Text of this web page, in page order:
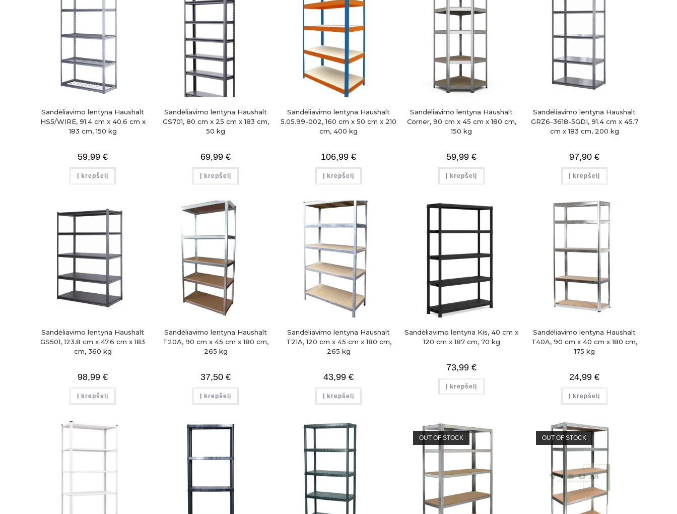
Sandėliavimo lentyna Haushalt
HS5/WIRE, 91.4 cm x 40.6 cm x
183 cm, 150 kg
59,99 €
Į krepšelį
Sandėliavimo lentyna Haushalt
GS701, 80 cm x 25 cm x 183 cm,
50 kg
69,99 €
Į krepšelį
Sandėliavimo lentyna Haushalt
5.05.99-002, 160 cm x 50 cm x 210
cm, 400 kg
106,99 €
Į krepšelį
Sandėliavimo lentyna Haushalt
Corner, 90 cm x 45 cm x 180 cm,
150 kg
59,99 €
Į krepšelį
Sandėliavimo lentyna Haushalt
GRZ6-3618-5GDI, 91.4 cm x 45.7
cm x 183 cm, 200 kg
97,90 €
Į krepšelį
Sandėliavimo lentyna Haushalt
GS501, 123.8 cm x 47.6 cm x 183
cm, 360 kg
98,99 €
Į krepšelį
Sandėliavimo lentyna Haushalt
T20A, 90 cm x 45 cm x 180 cm,
265 kg
37,50 €
Į krepšelį
Sandėliavimo lentyna Haushalt
T21A, 120 cm x 45 cm x 180 cm,
265 kg
43,99 €
Į krepšelį
Sandėliavimo lentyna Kis, 40 cm x
120 cm x 187 cm, 70 kg
73,99 €
Į krepšelį
Sandėliavimo lentyna Haushalt
T40A, 90 cm x 40 cm x 180 cm,
175 kg
24,99 €
Į krepšelį
OUT OF STOCK OUT OF STOCK